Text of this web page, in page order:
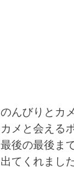
のんびりとカ
カメと会える
最後の最後ま
出てくれまし